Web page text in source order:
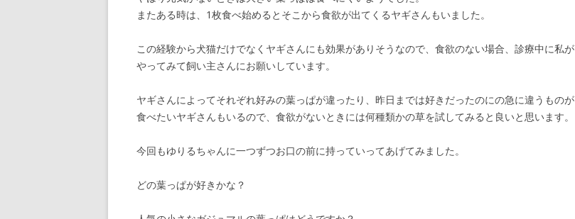
またある時は、1枚食べ始めるとそこから食欲が出てくるヤギさんもいました。
この経験から犬猫だけでなくヤギさんにも効果がありそうなので、食欲のない場合、診療中に私が
やってみて飼い主さんにお願いしています。
ヤギさんによってそれぞれ好みの葉っぱが違ったり、昨日までは好きだったのにの急に違うものが
食べたいヤギさんもいるので、食欲がないときには何種類かの草を試してみると良いと思います。
今回もゆりるちゃんに一つずつお口の前に持っていってあげてみました。
どの葉っぱが好きかな？